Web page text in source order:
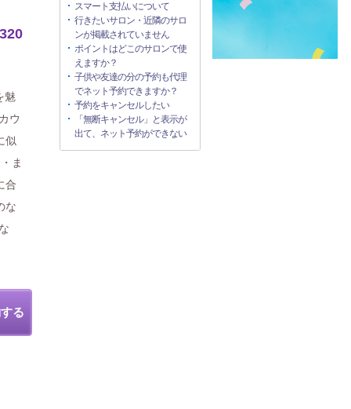
魅
ウ
似
ま
合
な
る
スマート支払いについて
行きたいサロン・近隣のサロ
ンが掲載されていません
ポイントはどこのサロンで使
えますか？
子供や友達の分の予約も代理
でネット予約できますか？
予約をキャンセルしたい
「無断キャンセル」と表示が
出て、ネット予約ができない